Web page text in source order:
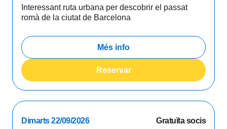
Interessant ruta urbana per descobrir el passat
romà de la ciutat de Barcelona
Més info
Reservar
Dimarts 22/09/2026 Gratuïta socis